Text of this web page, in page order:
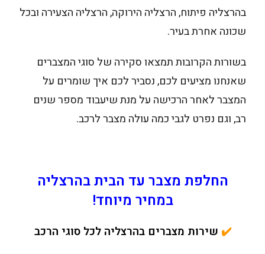
בהרצליה פיתוח, הרצליה הירוקה, הרצליה הצעירה ובכל
שכונה אחרת בעיר.
בשורות הקרובות תמצאו סקירה של סוגי המצברים
שאנחנו מציעים לכם, נסביר לכם איך שומרים על
המצבר לאחר הרכישה על מנת שיעבוד מספר שנים
רב, וגם נפרט לגבי כמה עולה מצבר לרכב.
החלפת מצבר עד הבית בהרצליה
במחיר מיוחד!
✔️ שירות מצברים בהרצליה לכל סוגי הרכב